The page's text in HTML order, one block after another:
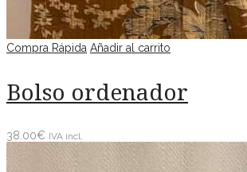
Compra Rápida Añadir al carrito
Bolso ordenador
38.00€ IVA incl.